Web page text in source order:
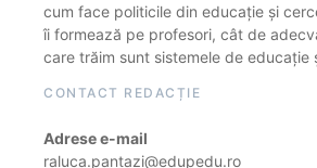
cum face politicile din educație și
îi formează pe profesori, cât de
care trăim sunt sistemele de educație
CONTACT REDACȚIE
Adrese e-mail
raluca.pantazi@edupedu.ro